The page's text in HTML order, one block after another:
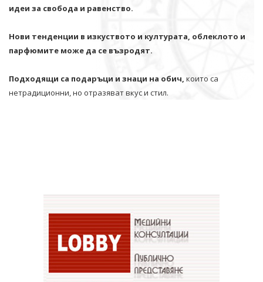
идеи за свобода и равенство.
Нови тенденции в изкуството и културата, облеклото и
парфюмите може да се възродят.
Подходящи са подаръци и знаци на обич, които са
нетрадиционни, но отразяват вкус и стил.